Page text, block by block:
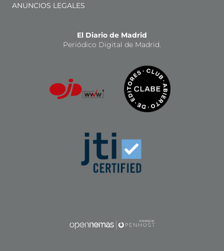
ANUNCIOS LEGALES
El Diario de Madrid
Periódico Digital de Madrid.